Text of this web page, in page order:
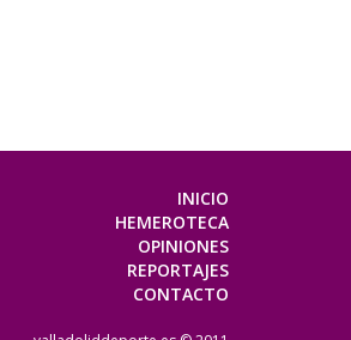
INICIO
HEMEROTECA
OPINIONES
REPORTAJES
CONTACTO